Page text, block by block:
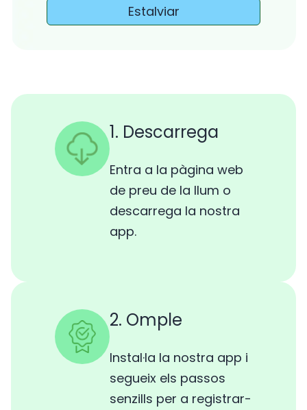
Estalviar
1. Descarrega
Entra a la pàgina web
de preu de la llum o
descarrega la nostra
app.
2. Omple
Instal·la la nostra app i
segueix els passos
senzills per a registrar-